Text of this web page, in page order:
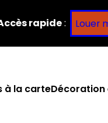
rapide: Louer
à la carteDécoration